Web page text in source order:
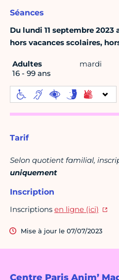
Centre Paris Anim’
Séances
Du lundi 11 septembre 2023
hors vacances scolaires,
Adultes
16 - 99 ans
mardi
Tarif
Selon quotient familial,
uniquement
Inscription
Inscriptions en ligne (ici)
Mise à jour le 07/07/2023